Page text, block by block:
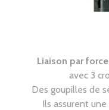
Liaison par force
avec 3
Des goupilles de
Ils assurent